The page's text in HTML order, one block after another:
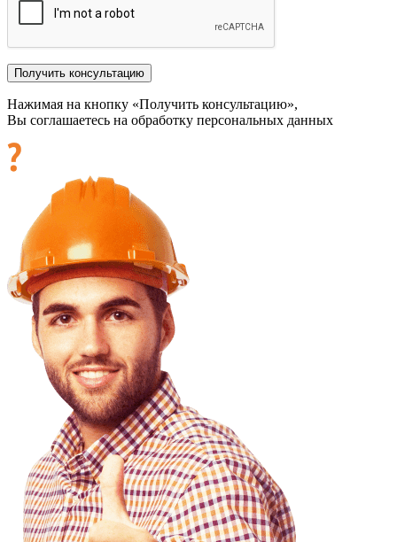
Нажимая на кнопку «Получить консультацию»,
Вы соглашаетесь на обработку персональных данных